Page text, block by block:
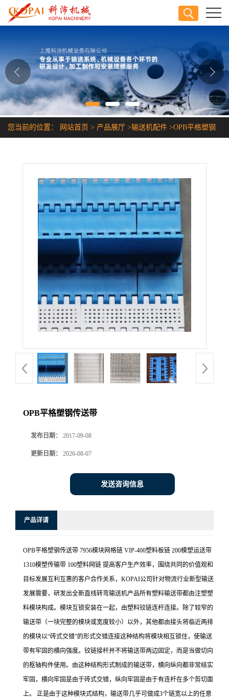
公司介绍
公司动态
产品展厅
证书荣誉
您当前的位置： 网站首页 > 产品展厅 >输送机配件 >OPB平格塑钢
OPB平格塑钢传送带
发布日期： 2017-09-08
更新日期： 2026-08-07
发送咨询信息
产品详请
OPB平格塑钢传送带 7956模块网格链 VIP-400塑料板链 200模塑运送带
1310模塑传输带 100塑料网链 提高客户生产效率，围绕共同的价值观和
目标发展互利互惠的客户合作关系，KOPAI公司针对物流行业新型输送
发展需要，研发出全新直线转弯输送机产品所有塑料输送带都由注塑塑
料模块构成。模块互锁安装在一起，由塑料铰链连杆连接。除了较窄的
输送带（一块完整的模块或宽度较小）以外，其他都由接头将临近两排
的模块以“砖式交错”的形式交错连接这种结构将模块相互锁住，使输送
带有牢固的横向强度。铰链接杆并不将输送带两边固定，而是当做切向
的枢轴构件使用。由这种结构形式制成的输送带，横向纵向都非常结实
牢固，横向牢固是由于砖式交错，纵向牢固是由于有连杆在多个剪切面
上。 正是由于这种模块式结构，输送带几乎可做成3个链宽以上的任意